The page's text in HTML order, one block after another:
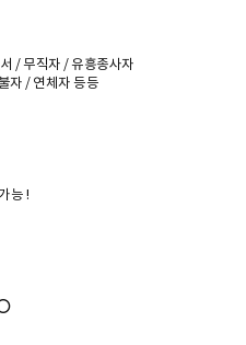
/ 무직자 / 유흥종사자
자 / 연체자 등등
능 !